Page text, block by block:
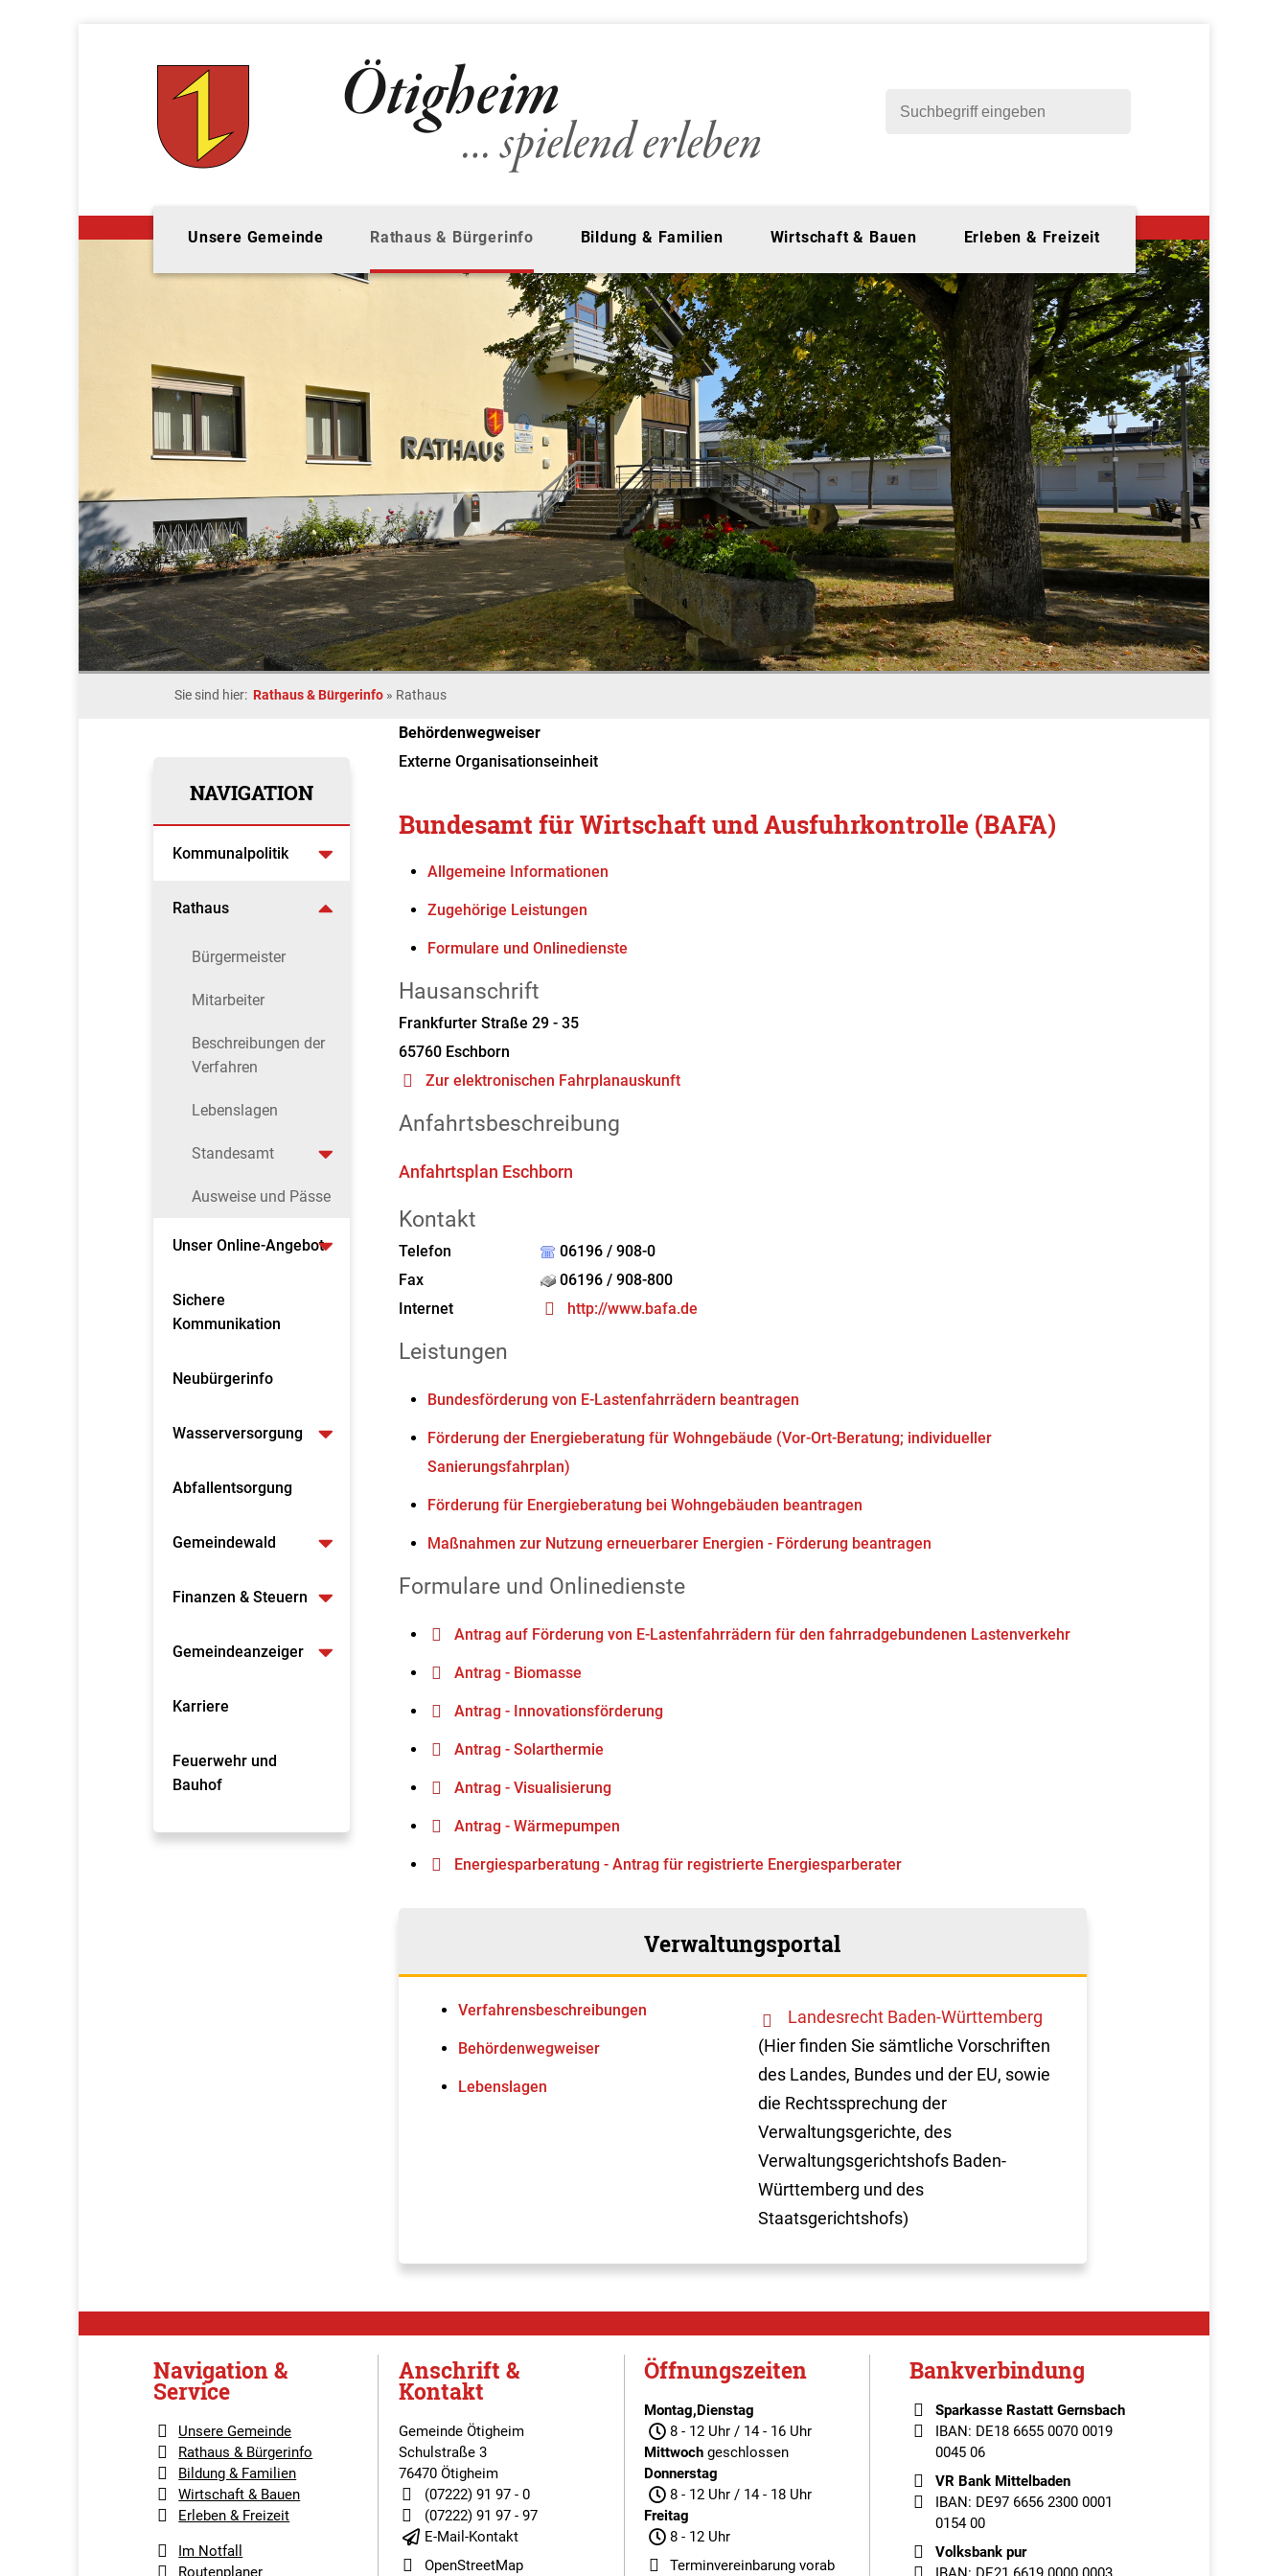
Unsere Gemeinde Rathaus & Bürgerinfo Bildung & Familien Wirtschaft & Bauen Erleben & Freizeit
Sie sind hier: Rathaus & Bürgerinfo » Rathaus
NAVIGATION
Kommunalpolitik
Rathaus
Bürgermeister
Mitarbeiter
Beschreibungen der
Verfahren
Lebenslagen
Standesamt
Ausweise und Pässe
Unser Online-Angebot
Sichere
Kommunikation
Neubürgerinfo
Wasserversorgung
Abfallentsorgung
Gemeindewald
Finanzen & Steuern
Gemeindeanzeiger
Karriere
Feuerwehr und
Bauhof
Behördenwegweiser
Externe Organisationseinheit
Bundesamt für Wirtschaft und Ausfuhrkontrolle (BAFA)
Allgemeine Informationen
Zugehörige Leistungen
Formulare und Onlinedienste
Hausanschrift
Frankfurter Straße 29 - 35
65760 Eschborn
Zur elektronischen Fahrplanauskunft
Anfahrtsbeschreibung
Anfahrtsplan Eschborn
Kontakt
Telefon
06196 / 908-0
Fax
06196 / 908-800
Internet
http://www.bafa.de
Leistungen
Bundesförderung von E-Lastenfahrrädern beantragen
Förderung der Energieberatung für Wohngebäude (Vor-Ort-Beratung; individueller
Sanierungsfahrplan)
Förderung für Energieberatung bei Wohngebäuden beantragen
Maßnahmen zur Nutzung erneuerbarer Energien - Förderung beantragen
Formulare und Onlinedienste
Antrag auf Förderung von E-Lastenfahrrädern für den fahrradgebundenen Lastenverkehr
Antrag - Biomasse
Antrag - Innovationsförderung
Antrag - Solarthermie
Antrag - Visualisierung
Antrag - Wärmepumpen
Energiesparberatung - Antrag für registrierte Energiesparberater
Verwaltungsportal
Verfahrens­beschreibungen
Behördenwegweiser
Lebenslagen
Landesrecht Baden-Württemberg
(Hier finden Sie sämtliche Vorschriften
des Landes, Bundes und der EU, sowie
die Rechtssprechung der
Verwaltungsgerichte, des
Verwaltungsgerichtshofs Baden-
Württemberg und des
Staatsgerichtshofs)
Navigation &
Service
Unsere Gemeinde
Rathaus & Bürgerinfo
Bildung & Familien
Wirtschaft & Bauen
Erleben & Freizeit
Im Notfall
Routenplaner
Anschrift &
Kontakt
Gemeinde Ötigheim
Schulstraße 3
76470 Ötigheim
(07222) 91 97 - 0
(07222) 91 97 - 97
E-Mail-Kontakt
OpenStreetMap
Öffnungszeiten
Montag,Dienstag
8 - 12 Uhr / 14 - 16 Uhr
Mittwoch geschlossen
Donnerstag
8 - 12 Uhr / 14 - 18 Uhr
Freitag
8 - 12 Uhr
Terminvereinbarungvorab
Bankverbindung
Sparkasse Rastatt Gernsbach
IBAN: DE18 6655 0070 0019
0045 06
VR Bank Mittelbaden
IBAN: DE97 6656 2300 0001
0154 00
Volksbank pur